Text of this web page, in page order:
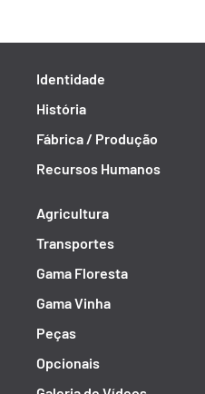
Identidade
História
Fábrica / Produção
Recursos Humanos
Agricultura
Transportes
Gama Floresta
Gama Vinha
Peças
Opcionais